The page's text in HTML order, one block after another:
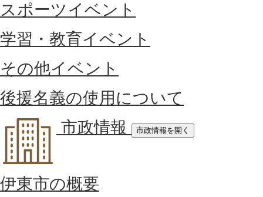
スポーツイベント
学習・教育イベント
その他イベント
後援名義の使用について
市政情報
市政情報を開く
伊東市の概要